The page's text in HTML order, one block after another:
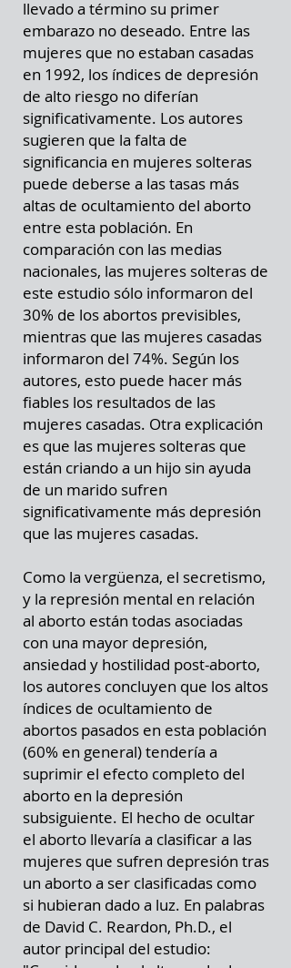
llevado a término su primer
embarazo no deseado. Entre las
mujeres que no estaban casadas
en 1992, los índices de depresión
de alto riesgo no diferían
significativamente. Los autores
sugieren que la falta de
significancia en mujeres solteras
puede deberse a las tasas más
altas de ocultamiento del aborto
entre esta población. En
comparación con las medias
nacionales, las mujeres solteras de
este estudio sólo informaron del
30% de los abortos previsibles,
mientras que las mujeres casadas
informaron del 74%. Según los
autores, esto puede hacer más
fiables los resultados de las
mujeres casadas. Otra explicación
es que las mujeres solteras que
están criando a un hijo sin ayuda
de un marido sufren
significativamente más depresión
que las mujeres casadas.
Como la vergüenza, el secretismo,
y la represión mental en relación
al aborto están todas asociadas
con una mayor depresión,
ansiedad y hostilidad post-aborto,
los autores concluyen que los altos
índices de ocultamiento de
abortos pasados en esta población
(60% en general) tendería a
suprimir el efecto completo del
aborto en la depresión
subsiguiente. El hecho de ocultar
el aborto llevaría a clasificar a las
mujeres que sufren depresión tras
un aborto a ser clasificadas como
si hubieran dado a luz. En palabras
de David C. Reardon, Ph.D., el
autor principal del estudio: